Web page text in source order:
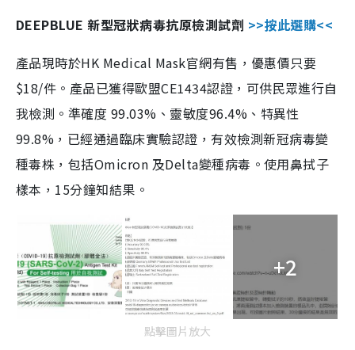
DEEPBLUE 新型冠狀病毒抗原檢測試劑 >>按此選購<<
產品現時於HK Medical Mask官網有售，優惠價只要
$18/件。產品已獲得歐盟CE1434認證，可供民眾進行自
我檢測。準確度 99.03%、靈敏度96.4%、特異性
99.8%，已經通過臨床實驗認證，有效檢測新冠病毒變
種毒株，包括Omicron 及Delta變種病毒。使用鼻拭子
樣本，15分鐘知結果。
+2
點擊圖片放大